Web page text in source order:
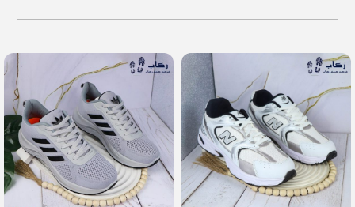
– تعداد در کارتن: 20 جفت
– جنس: PU
پسرانه (30 - 35)
– تعداد در کارتن:12 جفت
– جنس: PU